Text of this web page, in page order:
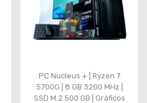
PC Nucleus + | Ryzen 7
5700G | 8 GB 3200 MHz |
SSD M.2 500 GB | Gráficos